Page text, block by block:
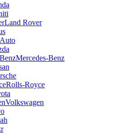
Land Rover
Mercedes-Benz
Rolls-Royce
Volkswagen